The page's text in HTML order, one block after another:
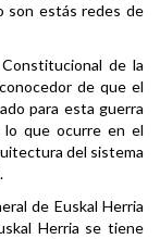
son estás redes de
de la
de que el
para esta guerra
lo que ocurre en el
del sistema
de Euskal Herria
Herria se tiene